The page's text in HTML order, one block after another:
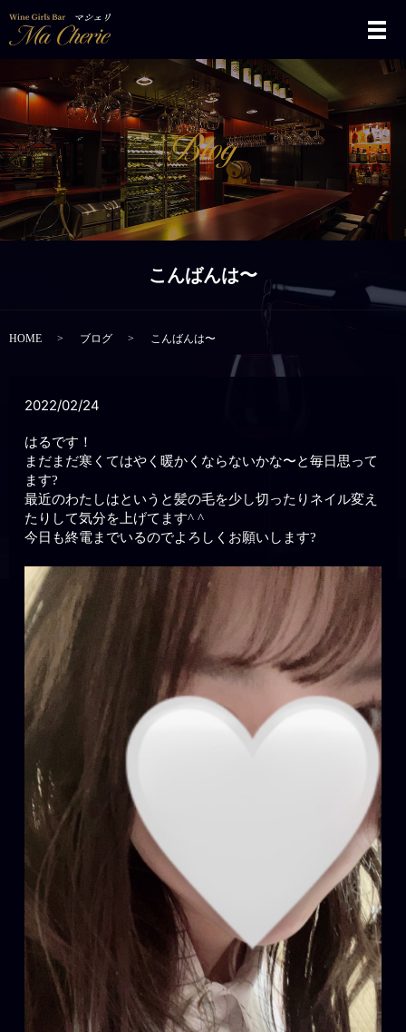
メ
こんばんは〜
HOME ブログ こんばんは〜
2022/02/24
はるです！
まだまだ寒くてはやく暖かくならないかな〜と毎日思って
ます?
最近のわたしはというと髪の毛を少し切ったりネイル変え
たりして気分を上げてます^ ^
今日も終電までいるのでよろしくお願いします?